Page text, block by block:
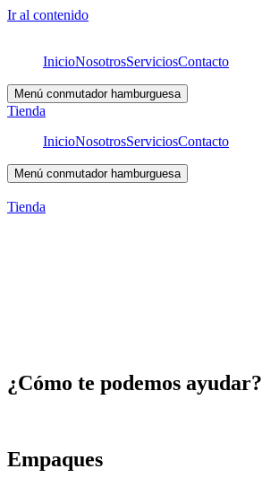
Ir al contenido
InicioNosotrosServiciosContacto
Menú conmutador hamburguesa
Tienda
InicioNosotrosServiciosContacto
Menú conmutador hamburguesa
Tienda
¿Cómo te podemos ayudar?
Empaques